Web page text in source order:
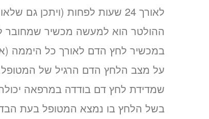
ההולטר הוא למעשה מכשיר
במכשיר לחץ הדם לאורך כל היממה
על מצב הלחץ הדם הרגיל של המטופל.
שמדידת לחץ דם בודדה במרפאה
בשל הלחץ בו נמצא המטופל בעת